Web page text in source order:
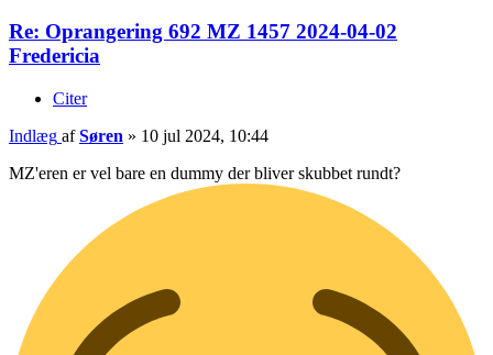
Re: Oprangering 692 MZ 1457 2024-04-02
Fredericia
Citer
Indlæg afSøren » 10 jul 2024, 10:44
MZ'eren er vel bare en dummy der bliver skubbet rundt?